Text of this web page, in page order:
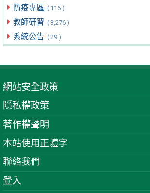
防疫專區 ( 116 )
教師研習 ( 3,276 )
系統公告 ( 29 )
網站安全政策
隱私權政策
著作權聲明
本站使用正體字
聯絡我們
登入